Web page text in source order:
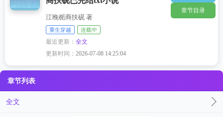
江晚栀商扶砚 著
重生穿越 连载中
最近更新：全文
更新时间：2026-07-08 14:25:04
章节目录
章节列表
全文